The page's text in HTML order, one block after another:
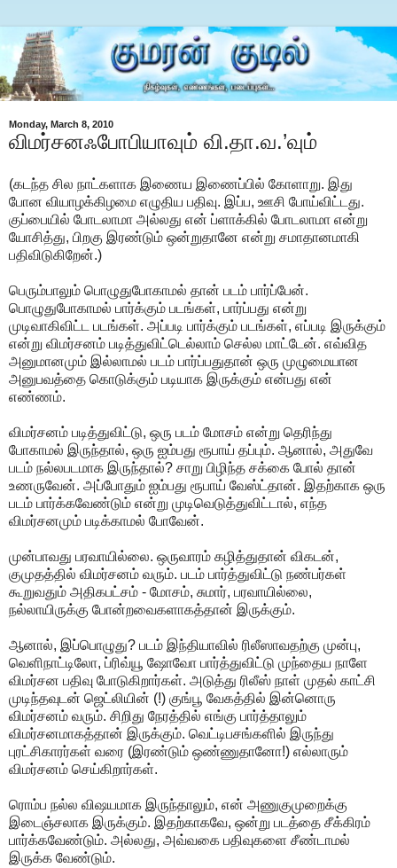
Monday, March 8, 2010
விமர்சனஃபோபியாவும் வி.தா.வ.’வும்
(கடந்த சில நாட்களாக இணைய இணைப்பில் கோளாறு. இது
போன வியாழக்கிழமை எழுதிய பதிவு. இப்ப, ஊசி போய்விட்டது.
குப்பையில் போடலாமா அல்லது என் ப்ளாக்கில் போடலாமா என்று
யோசித்து, பிறகு இரண்டும் ஒன்றுதானே என்று சமாதானமாகி
பதிவிடுகிறேன்.)
பெரும்பாலும் பொழுதுபோகாமல் தான் படம் பார்ப்பேன்.
பொழுதுபோகாமல் பார்க்கும் படங்கள், பார்ப்பது என்று
முடிவாகிவிட்ட படங்கள். அப்படி பார்க்கும் படங்கள், எப்படி இருக்கும்
என்று விமர்சனம் படித்துவிட்டெல்லாம் செல்ல மாட்டேன். எவ்வித
அனுமானமும் இல்லாமல் படம் பார்ப்பதுதான் ஒரு முழுமையான
அனுபவத்தை கொடுக்கும் படியாக இருக்கும் என்பது என்
எண்ணம்.
விமர்சனம் படித்துவிட்டு, ஒரு படம் மோசம் என்று தெரிந்து
போகாமல் இருந்தால், ஒரு ஐம்பது ரூபாய் தப்பும். ஆனால், அதுவே
படம் நல்லபடமாக இருந்தால்? சாறு பிழிந்த சக்கை போல் தான்
உணருவேன். அப்போதும் ஐம்பது ரூபாய் வேஸ்ட்தான். இதற்காக ஒரு
படம் பார்க்கவேண்டும் என்று முடிவெடுத்துவிட்டால், எந்த
விமர்சனமும் படிக்காமல் போவேன்.
முன்பாவது பரவாயில்லை. ஒருவாரம் கழித்துதான் விகடன்,
குமுதத்தில் விமர்சனம் வரும். படம் பார்த்துவிட்டு நண்பர்கள்
கூறுவதும் அதிகபட்சம் - மோசம், சுமார், பரவாயில்லை,
நல்லாயிருக்கு போன்றவைகளாகத்தான் இருக்கும்.
ஆனால், இப்பொழுது? படம் இந்தியாவில் ரிலீஸாவதற்கு முன்பு,
வெளிநாட்டிலோ, ப்ரிவ்யூ ஷோவோ பார்த்துவிட்டு முந்தைய நாளே
விமர்சன பதிவு போடுகிறார்கள். அடுத்து ரிலீஸ் நாள் முதல் காட்சி
முடிந்தவுடன் ஜெட்லியின் (!) குங்பூ வேகத்தில் இன்னொரு
விமர்சனம் வரும். சிறிது நேரத்தில் எங்கு பார்த்தாலும்
விமர்சனமாகத்தான் இருக்கும். வெட்டிபசங்களில் இருந்து
புரட்சிகாரர்கள் வரை (இரண்டும் ஒண்ணுதானோ!) எல்லாரும்
விமர்சனம் செய்கிறார்கள்.
ரொம்ப நல்ல விஷயமாக இருந்தாலும், என் அணுகுமுறைக்கு
இடைஞ்சலாக இருக்கும். இதற்காகவே, ஒன்று படத்தை சீக்கிரம்
பார்க்கவேண்டும். அல்லது, அவ்வகை பதிவுகளை சீண்டாமல்
இருக்க வேண்டும்.